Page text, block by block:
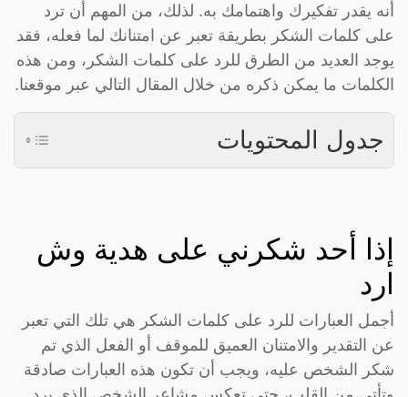
أنه يقدر تفكيرك واهتمامك به. لذلك، من المهم أن ترد
على كلمات الشكر بطريقة تعبر عن امتنانك لما فعله، فقد
يوجد العديد من الطرق للرد على كلمات الشكر، ومن هذه
الكلمات ما يمكن ذكره من خلال المقال التالي عبر موقعنا.
جدول المحتويات
إذا أحد شكرني على هدية وش
ارد
أجمل العبارات للرد على كلمات الشكر هي تلك التي تعبر
عن التقدير والامتنان العميق للموقف أو الفعل الذي تم
شكر الشخص عليه، ويجب أن تكون هذه العبارات صادقة